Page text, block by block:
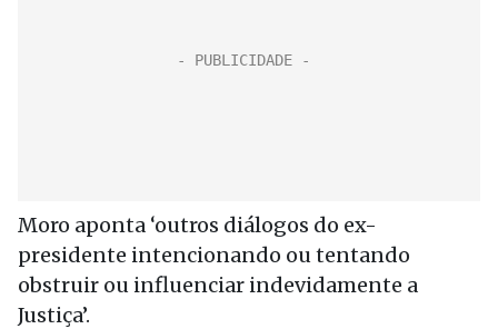
Moro aponta ‘outros diálogos do ex-
presidente intencionando ou tentando
obstruir ou influenciar indevidamente a
Justiça’.